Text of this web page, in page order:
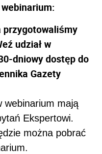
przygotowaliśmy
udział w
dniowy dostęp do
Gazety
webinarium mają
Ekspertowi.
można pobrać